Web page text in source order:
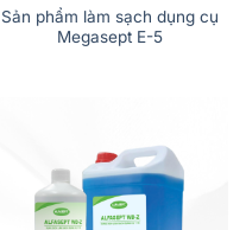
Sản phẩm làm sạch dụng cụ
Megasept E-5